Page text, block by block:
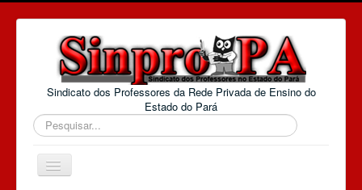
Sindicato dos Professores da Rede Privada de Ensino do
Estado do Pará
Pesquisar...
Alternar
Navegação